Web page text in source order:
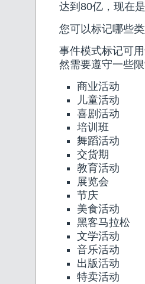
达到80亿，现在
您可以标记哪些
事件模式标记可
然需要遵守一些
商业活动
儿童活动
喜剧活动
培训班
舞蹈活动
交货期
教育活动
展览会
节庆
美食活动
黑客马拉松
文学活动
音乐活动
出版活动
特卖活动